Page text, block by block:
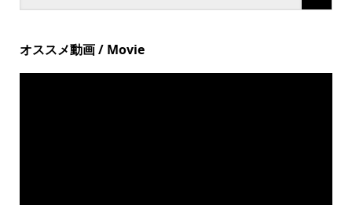
オススメ動画 / Movie